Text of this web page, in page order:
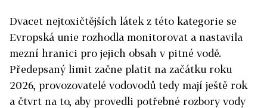
Dvacet nejtoxičtějších látek z této kategorie se
Evropská unie rozhodla monitorovat a nastavila
mezní hranici pro jejich obsah v pitné vodě.
Předepsaný limit začne platit na začátku roku
2026, provozovatelé vodovodů tedy mají ještě rok
a čtvrt na to, aby provedli potřebné rozbory vody